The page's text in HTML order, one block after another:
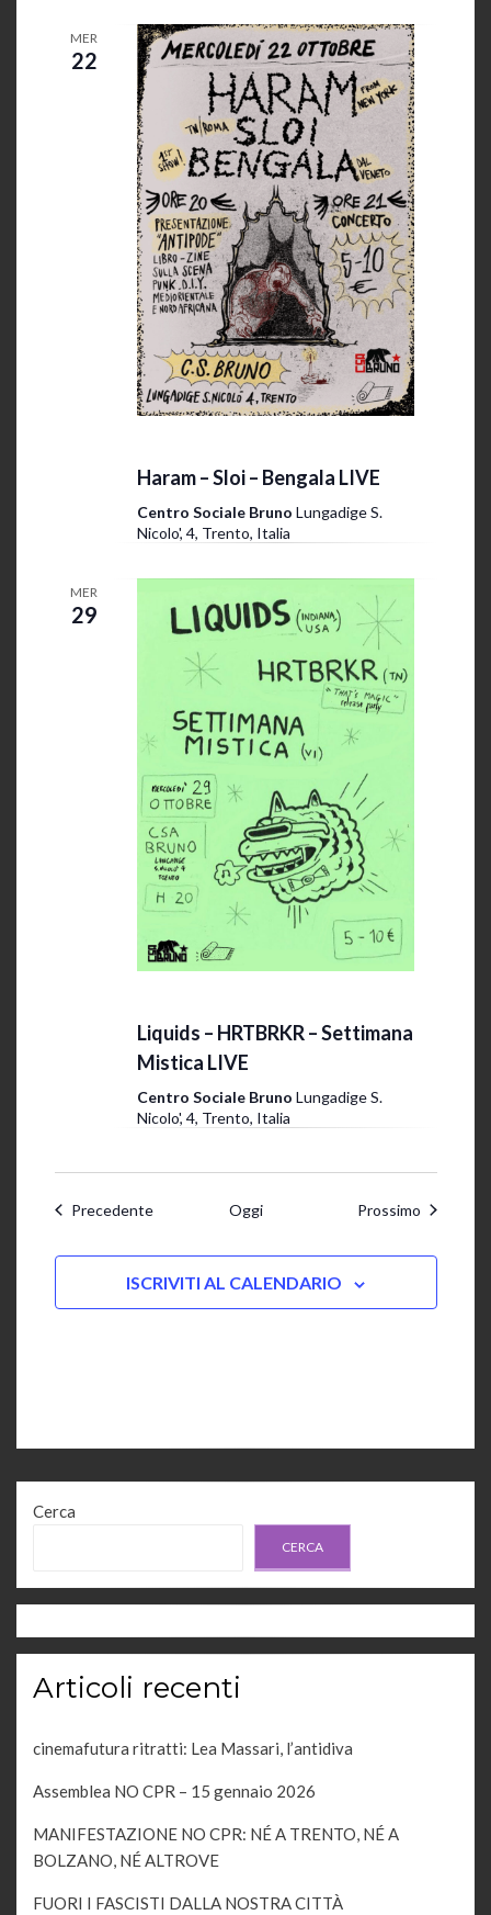
MER
22
Haram – Sloi – Bengala LIVE
Centro Sociale Bruno Lungadige S.
Nicolo', 4, Trento, Italia
MER
29
Liquids – HRTBRKR – Settimana
Mistica LIVE
Centro Sociale Bruno Lungadige S.
Nicolo', 4, Trento, Italia
PrecedenteEventi Oggi ProssimoEventi
ISCRIVITI AL CALENDARIO
Cerca
CERCA
Articoli recenti
cinemafutura ritratti: Lea Massari, l’antidiva
Assemblea NO CPR – 15 gennaio 2026
MANIFESTAZIONE NO CPR: NÉ A TRENTO, NÉ A
BOLZANO, NÉ ALTROVE
FUORI I FASCISTI DALLA NOSTRA CITTÀ